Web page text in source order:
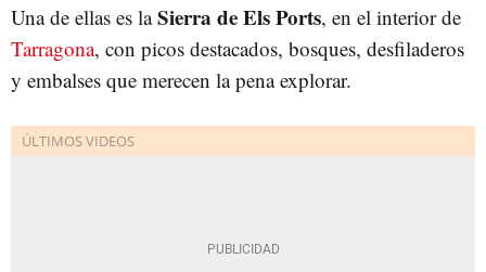
Una de ellas es laSierra de Els Ports, en el interior de
Tarragona, con picos destacados, bosques, desfiladeros
y embalses que merecen la pena explorar.